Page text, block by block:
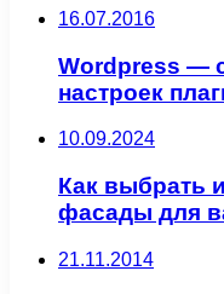
16.07.2016
Wordpress —
настроек
10.09.2024
Как выбрать
фасады для
21.11.2014